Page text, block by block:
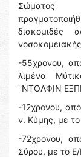
Σώματος
διακομιδές
-55χρονου,
λιμένα
''ΝΤΟΛΦΙΝ
-12χρονου,
ν. Κύμης, με το
-72χρονου,
Σύρου, με το